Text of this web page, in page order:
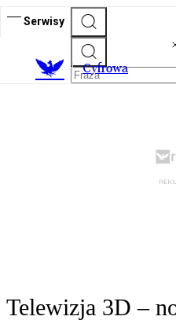
Serwisy
Cyfrowa
Telewizja 3D –